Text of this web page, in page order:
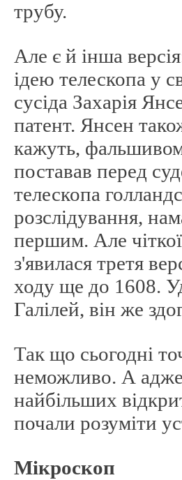
трубу.
Але є й інша
ідею телескопа у
сусіда Захарія
патент. Янсен
кажуть,
поставав перед
телескопа
розслідування,
першим. Але
з'явилася третя
ходу ще до 1608.
Галілей, він же
Так що сьогодні
неможливо. А адже
найбільших
почали розуміти
Мікроскоп